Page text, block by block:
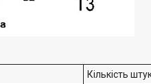
Кількість